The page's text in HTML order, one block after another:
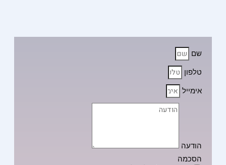
שם
טלפון
אימייל
הודעה
הסכמה